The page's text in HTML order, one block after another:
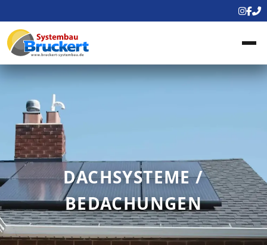
DACHSYSTEME /
BEDACHUNGEN